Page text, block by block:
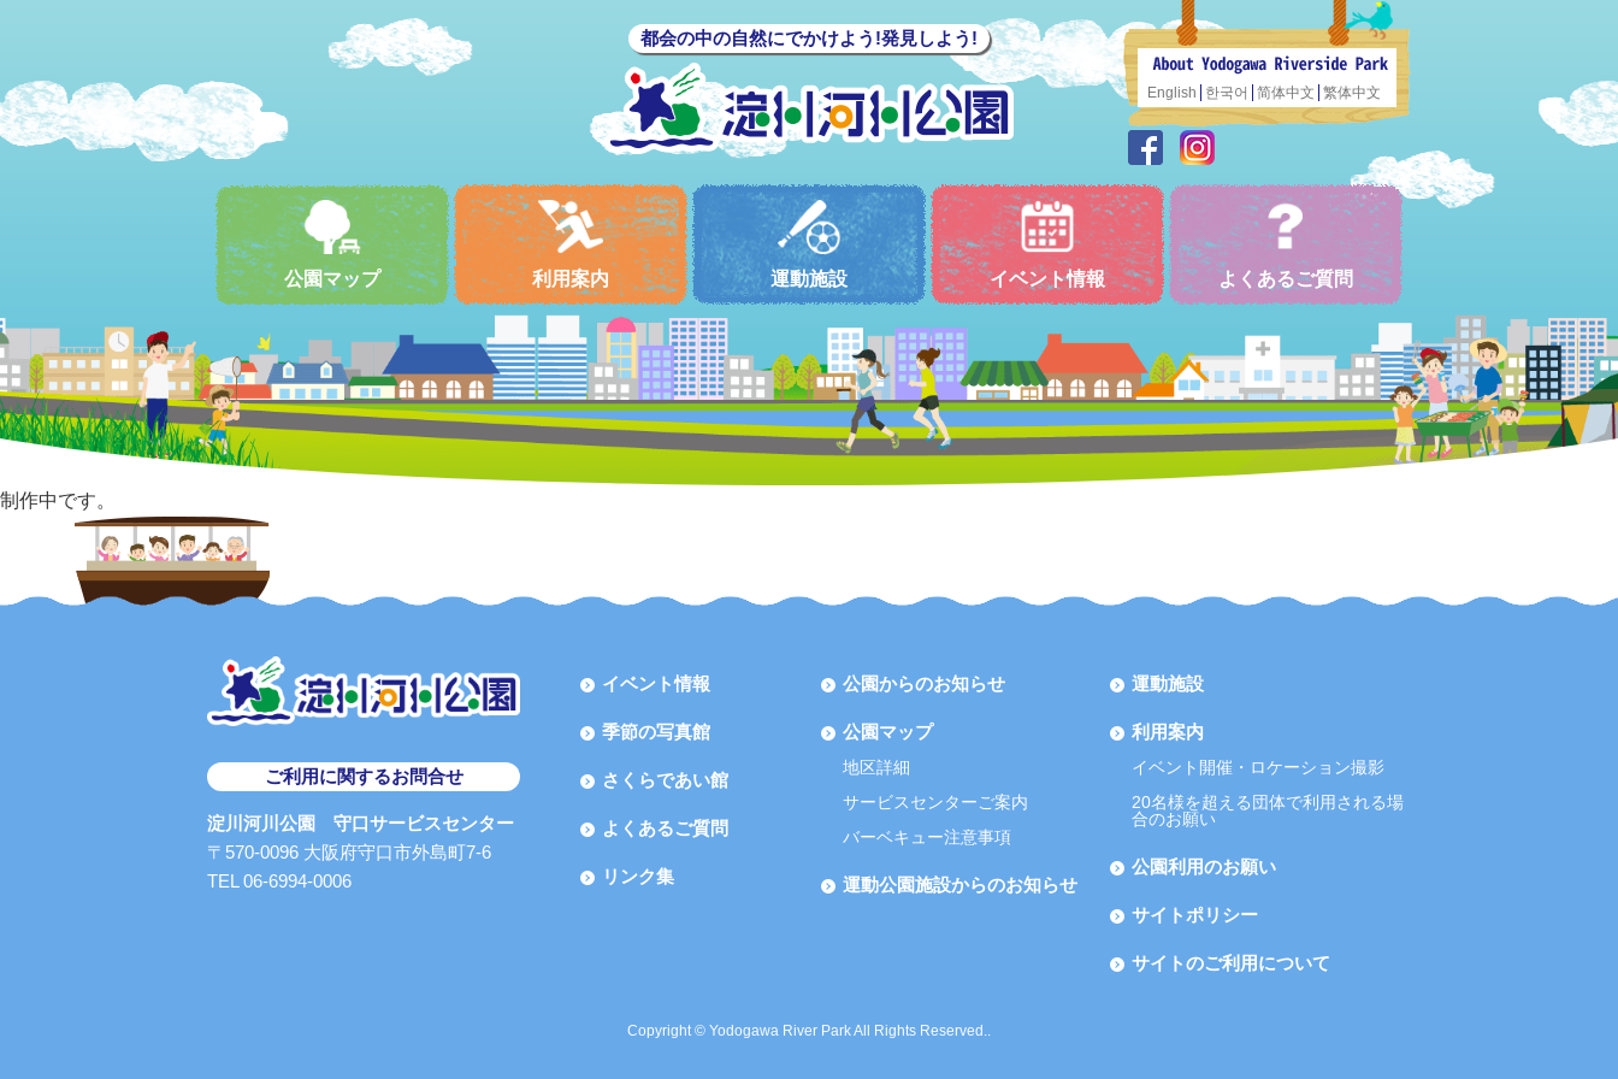
都会の中の自然にでかけよう!発見しよう!
English 한국어 简体中文 繁体中文
公園マップ 利用案内 運動施設 イベント情報 よくあるご質問
制作中です。
ご利用に関するお問合せ
淀川河川公園 守口サービスセンター
〒570-0096 大阪府守口市外島町7-6
TEL 06-6994-0006
イベント情報
季節の写真館
さくらであい館
よくあるご質問
リンク集
公園からのお知らせ
公園マップ
地区詳細
サービスセンターご案内
バーベキュー注意事項
運動公園施設からのお知らせ
運動施設
利用案内
イベント開催・ロケーション撮影
20名様を超える団体で利用される場
合のお願い
公園利用のお願い
サイトポリシー
サイトのご利用について
Copyright © Yodogawa River Park All Rights Reserved..